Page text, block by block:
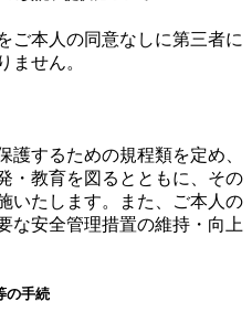
ご本人の同意なしに第三者に
ません。
護するための規程類を定め、
・教育を図るとともに、その
いたします。また、ご本人の
な安全管理措置の維持・向上
の手続